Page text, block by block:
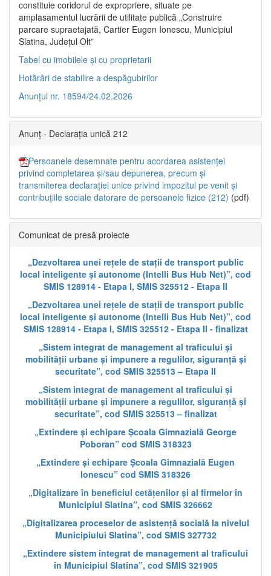
constituie coridorul de expropriere, situate pe
amplasamentul lucrării de utilitate publică „Construire
parcare supraetajată, Cartier Eugen Ionescu, Municipiul
Slatina, Județul Olt”
Tabel cu imobilele și cu proprietarii
Hotărâri de stabilire a despăgubirilor
Anunțul nr. 18594/24.02.2026
Anunț - Declarația unică 212
Persoanele desemnate pentru acordarea asistenței
privind completarea și/sau depunerea, precum și
transmiterea declarației unice privind impozitul pe venit și
contribuțiile sociale datorare de persoanele fizice (212) (pdf)
Comunicat de presă proiecte
„Dezvoltarea unei rețele de stații de transport public
local inteligente și autonome (Intelli Bus Hub Net)”, cod
SMIS 128914 - Etapa I, SMIS 325512 - Etapa II
„Dezvoltarea unei rețele de stații de transport public
local inteligente și autonome (Intelli Bus Hub Net)”, cod
SMIS 128914 - Etapa I, SMIS 325512 - Etapa II - finalizat
„Sistem integrat de management al traficului și
mobilității urbane și impunere a regulilor, siguranță și
securitate”, cod SMIS 325513 – Etapa II
„Sistem integrat de management al traficului și
mobilității urbane și impunere a regulilor, siguranță și
securitate”, cod SMIS 325513 – finalizat
„Extindere și echipare Școala Gimnazială George
Poboran” cod SMIS 318323
„Extindere și echipare Școala Gimnazială Eugen
Ionescu” cod SMIS 318326
„Digitalizare în beneficiul cetățenilor și al firmelor în
Municipiul Slatina”, cod SMIS 326662
„Digitalizarea proceselor de asistență socială la nivelul
Municipiului Slatina”, cod SMIS 327732
„Extindere sistem integrat de management al traficului
în Municipiul Slatina”, cod SMIS 321905